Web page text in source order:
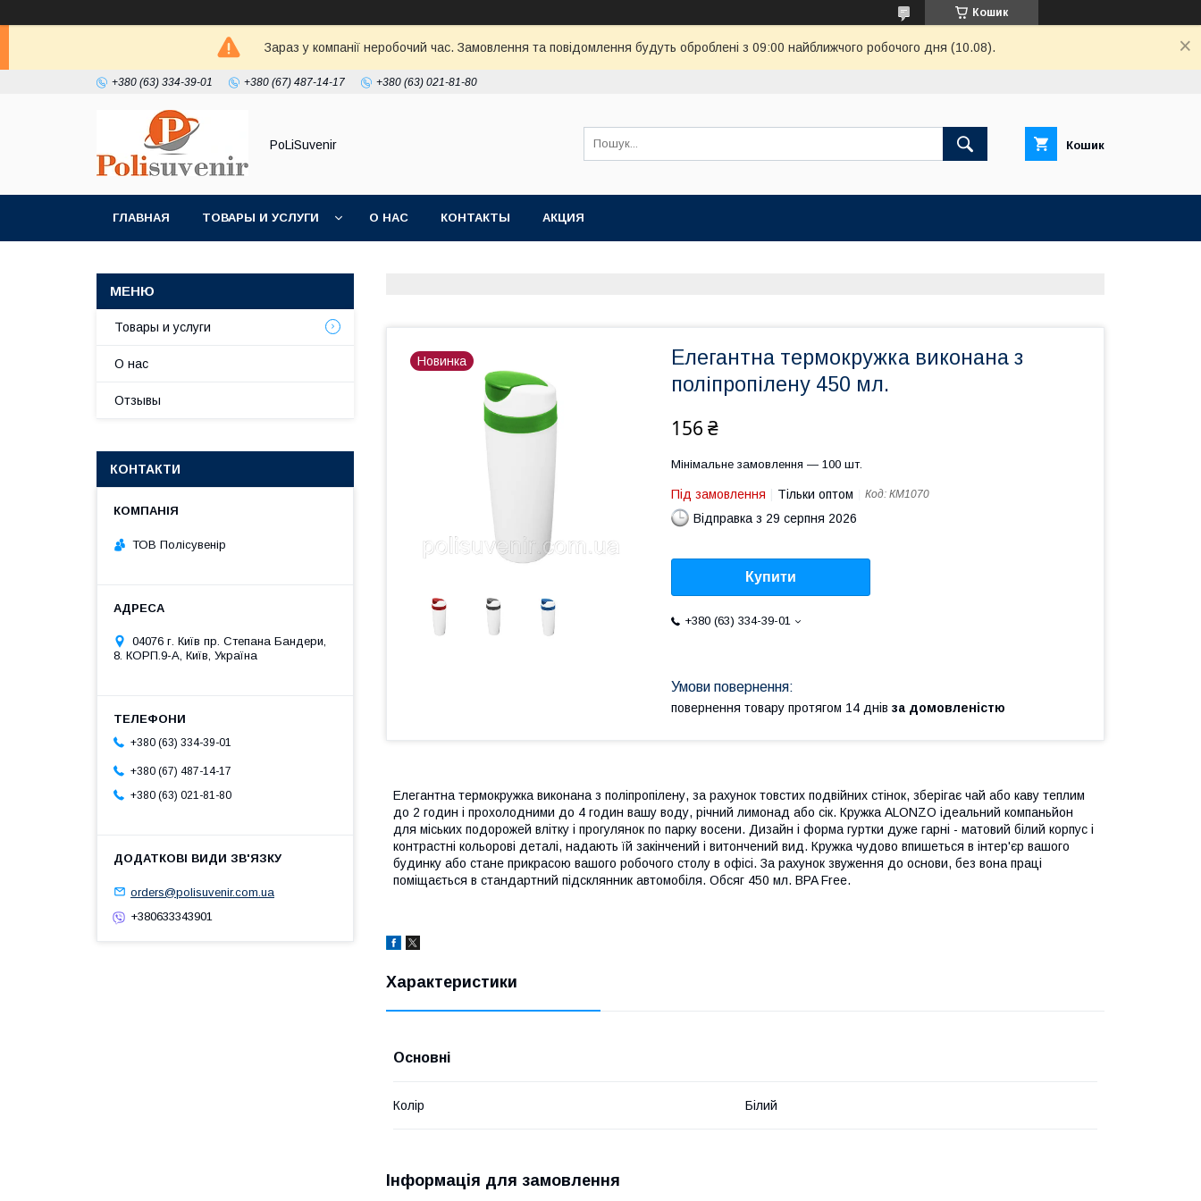
Кошик
Зараз у компанії неробочий час. Замовлення та повідомлення будуть оброблені з 09:00 найближчого робочого дня (10.08).
+380 (63) 334-39-01 +380 (67) 487-14-17 +380 (63) 021-81-80
PoLiSuvenir Кошик
ГЛАВНАЯ ТОВАРЫ И УСЛУГИ О НАС КОНТАКТЫ АКЦИЯ
Новинка
Елегантна термокружка виконана з
поліпропілену 450 мл.
156 ₴
Мінімальне замовлення — 100 шт.
Під замовлення Тільки оптом Код: КМ1070
Відправка з 29 серпня 2026
Купити
+380 (63) 334-39-01
повернення товару протягом 14 днів за домовленістю
Елегантна термокружка виконана з поліпропілену, за рахунок товстих подвійних стінок, зберігає чай або каву теплим
до 2 годин і прохолодними до 4 годин вашу воду, річний лимонад або сік. Кружка ALONZO ідеальний компаньйон
для міських подорожей влітку і прогулянок по парку восени. Дизайн і форма гуртки дуже гарні - матовий білий корпус і
контрастні кольорові деталі, надають їй закінчений і витончений вид. Кружка чудово впишеться в інтер'єр вашого
будинку або стане прикрасою вашого робочого столу в офісі. За рахунок звуження до основи, без вона праці
поміщається в стандартний підсклянник автомобіля. Обсяг 450 мл. BPA Free.
Характеристики
Основні
Колір Білий
Інформація для замовлення
Товары и услуги
О нас
Отзывы
КОНТАКТИ
ТОВ Полісувенір
04076 г. Київ пр. Степана Бандери,
8. КОРП.9-А, Київ, Україна
+380 (63) 334-39-01
+380 (67) 487-14-17
+380 (63) 021-81-80
orders@polisuvenir.com.ua
+380633343901